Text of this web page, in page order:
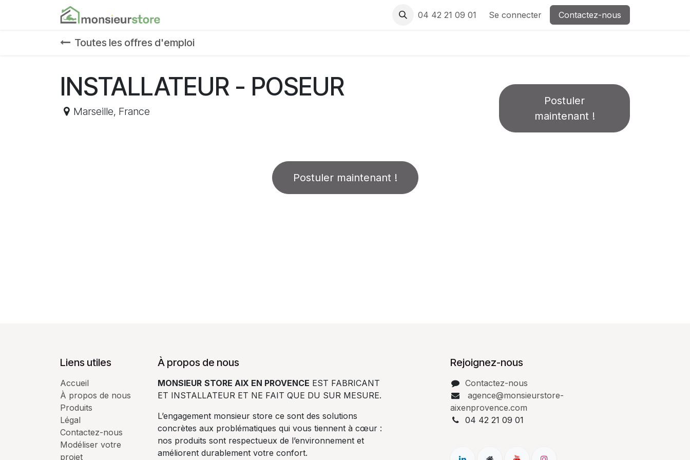
Se rendre au contenu
Assistance04 42 21 09 01 Se connecter Contactez-nous
Toutes les offres d'emploi
INSTALLATEUR - POSEUR
Marseille, France
Postuler
maintenant !
Postuler maintenant !
Liens utiles
Accueil
À propos de nous
Produits
Légal
Contactez-nous
Modéliser votre
projet
À propos de nous
MONSIEUR STORE AIX EN PROVENCE EST FABRICANT
ET INSTALLATEUR ET NE FAIT QUE DU SUR MESURE.
L’engagement monsieur store ce sont des solutions
concrètes aux problématiques qui vous tiennent à cœur :
nos produits sont respectueux de l’environnement et
améliorent durablement votre confort.
Rejoignez-nous
Contactez-nous
agence@monsieurstore-
aixenprovence.com
04 42 21 09 01